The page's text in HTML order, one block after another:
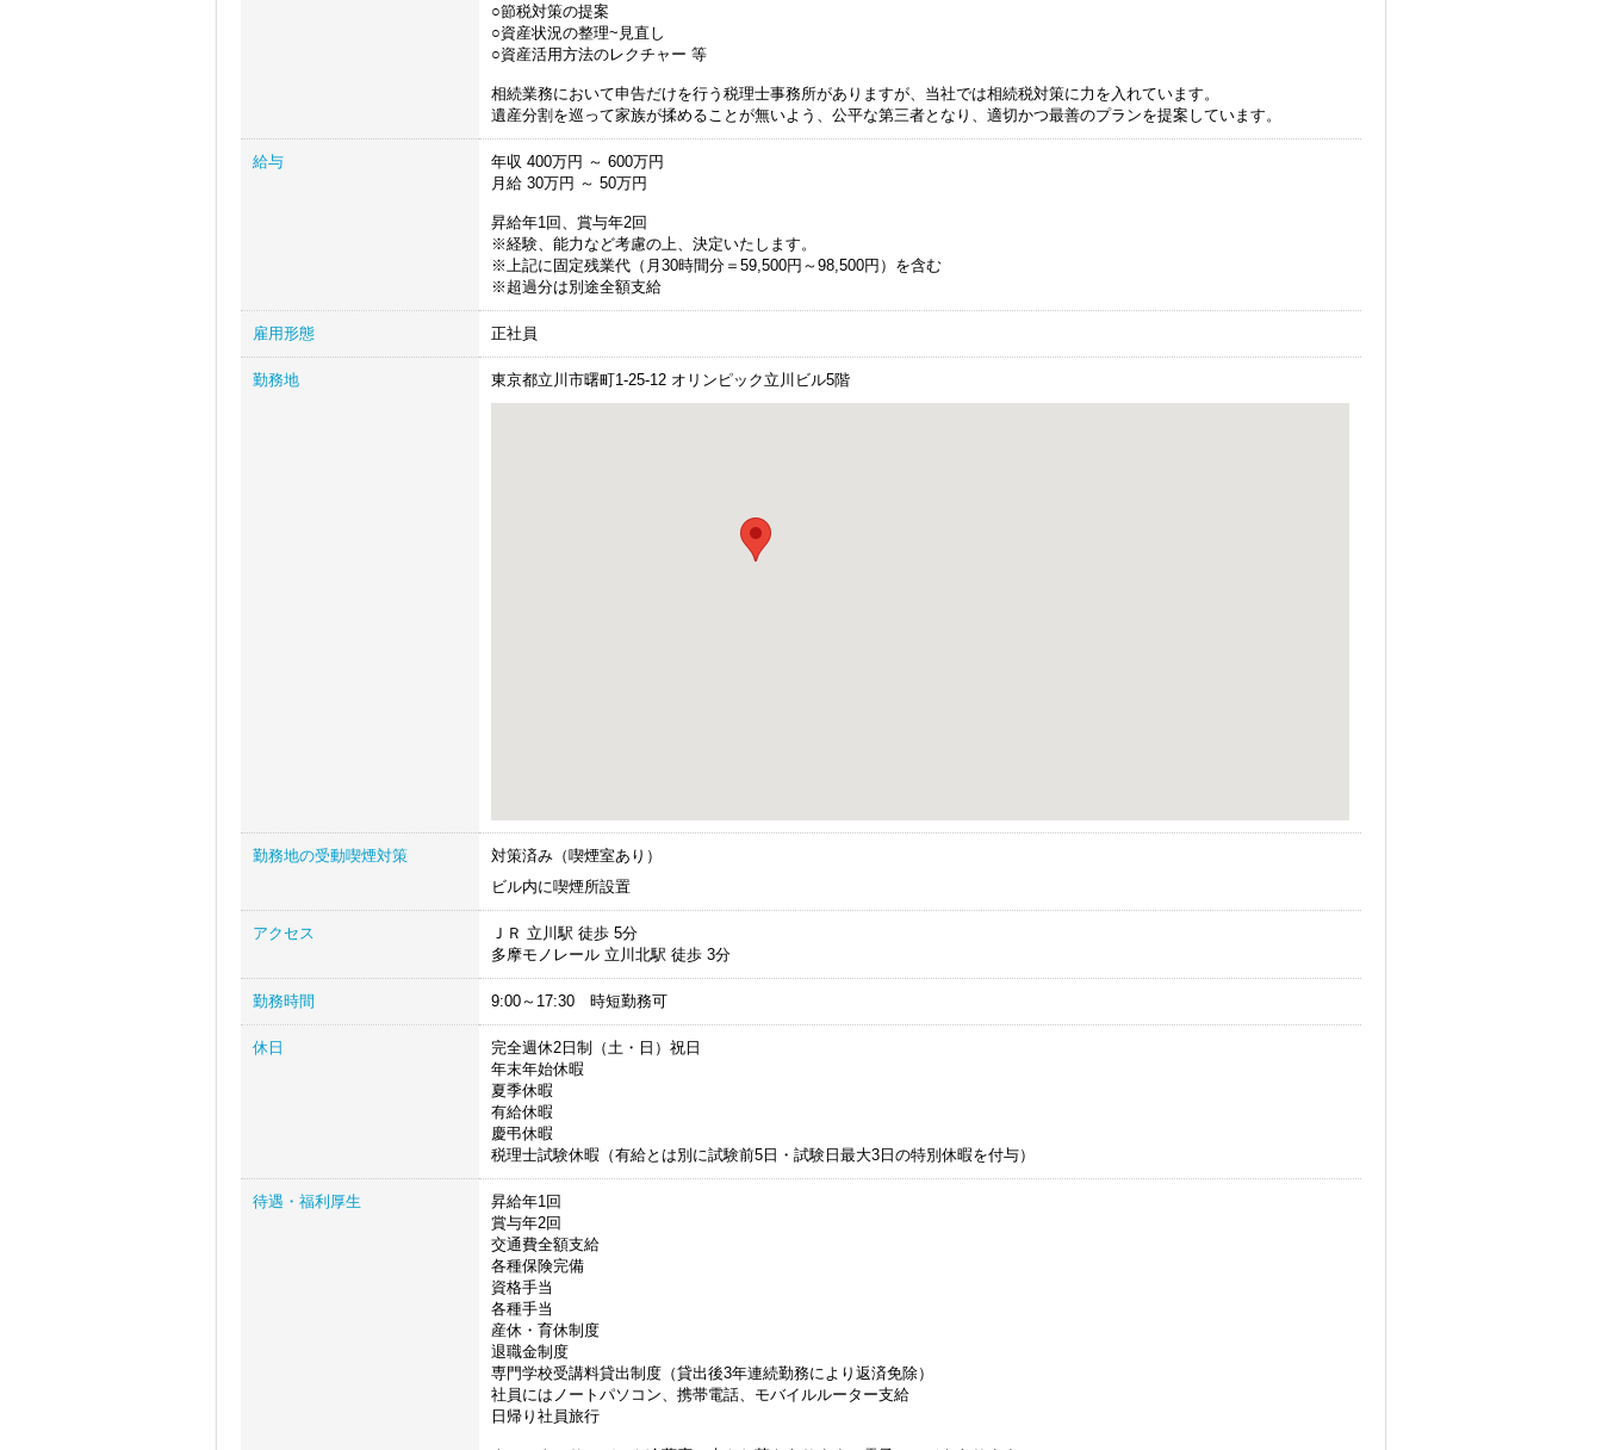
○節税対策の提案
○資産状況の整理~見直し
○資産活用方法のレクチャー 等
相続業務において申告だけを行う税理士事務所がありますが、当社では相続税対策に力を入れています。
遺産分割を巡って家族が揉めることが無いよう、公平な第三者となり、適切かつ最善のプランを提案しています。
給与 年収 400万円 ～ 600万円
月給 30万円 ～ 50万円
昇給年1回、賞与年2回
※経験、能力など考慮の上、決定いたします。
※上記に固定残業代（月30時間分＝59,500円～98,500円）を含む
※超過分は別途全額支給
雇用形態 正社員
勤務地 東京都立川市曙町1-25-12 オリンピック立川ビル5階
勤務地の受動喫煙対策
対策済み（喫煙室あり）
ビル内に喫煙所設置
アクセス
ＪＲ 立川駅 徒歩 5分
多摩モノレール 立川北駅 徒歩 3分
勤務時間 9:00～17:30 時短勤務可
休日
完全週休2日制（土・日）祝日
年末年始休暇
夏季休暇
有給休暇
慶弔休暇
税理士試験休暇（有給とは別に試験前5日・試験日最大3日の特別休暇を付与）
待遇・福利厚生
昇給年1回
賞与年2回
交通費全額支給
各種保険完備
資格手当
各種手当
産休・育休制度
退職金制度
専門学校受講料貸出制度（貸出後3年連続勤務により返済免除）
社員にはノートパソコン、携帯電話、モバイルルーター支給
日帰り社員旅行